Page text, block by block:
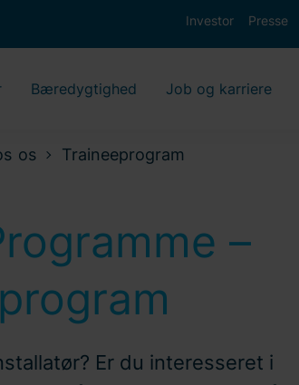
Investor Presse
Bæredygtighed Job og karriere
os Traineeprogram
–
Er du interesseret i